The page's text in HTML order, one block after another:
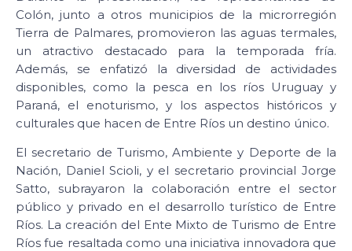
Colón, junto a otros municipios de la microrregión
Tierra de Palmares, promovieron las aguas termales,
un atractivo destacado para la temporada fría.
Además, se enfatizó la diversidad de actividades
disponibles, como la pesca en los ríos Uruguay y
Paraná, el enoturismo, y los aspectos históricos y
culturales que hacen de Entre Ríos un destino único.
El secretario de Turismo, Ambiente y Deporte de la
Nación, Daniel Scioli, y el secretario provincial Jorge
Satto, subrayaron la colaboración entre el sector
público y privado en el desarrollo turístico de Entre
Ríos. La creación del Ente Mixto de Turismo de Entre
Ríos fue resaltada como una iniciativa innovadora que